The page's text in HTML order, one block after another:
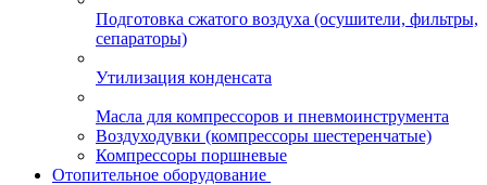
Подготовка сжатого воздуха (осушители, фильтры,
сепараторы)
Утилизация конденсата
Масла для компрессоров и пневмоинструмента
Воздуходувки (компрессоры шестеренчатые)
Компрессоры поршневые
Отопительное оборудование